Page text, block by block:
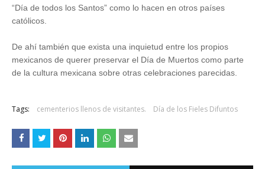
“Día de todos los Santos” como lo hacen en otros países
católicos.
De ahí también que exista una inquietud entre los propios
mexicanos de querer preservar el Día de Muertos como parte
de la cultura mexicana sobre otras celebraciones parecidas.
Tags: cementerios llenos de visitantes. Día de los Fieles Difuntos